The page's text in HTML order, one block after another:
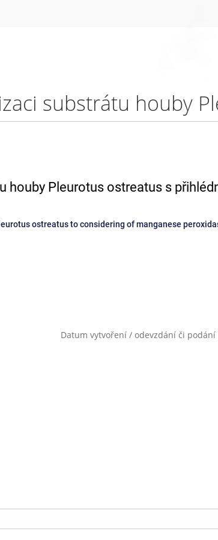
houby Pleurotus ostreatus s
ostreatus to considering of manganese
Datum vytvoření / odevzdání či podání